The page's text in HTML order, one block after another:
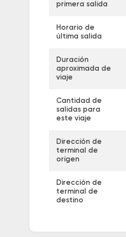
primera salida
Horario de
última salida
Duración
aproximada de
viaje
Cantidad de
salidas para
este viaje
Dirección de
terminal de
origen
Dirección de
terminal de
destino